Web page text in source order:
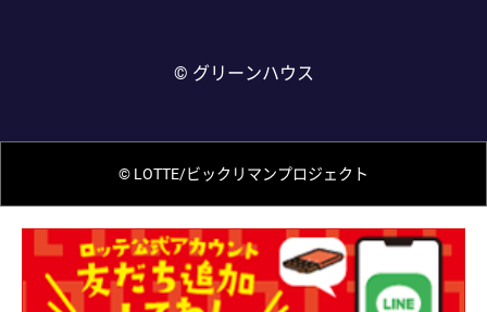
© グリーンハウス
© LOTTE/ビックリマンプロジェクト